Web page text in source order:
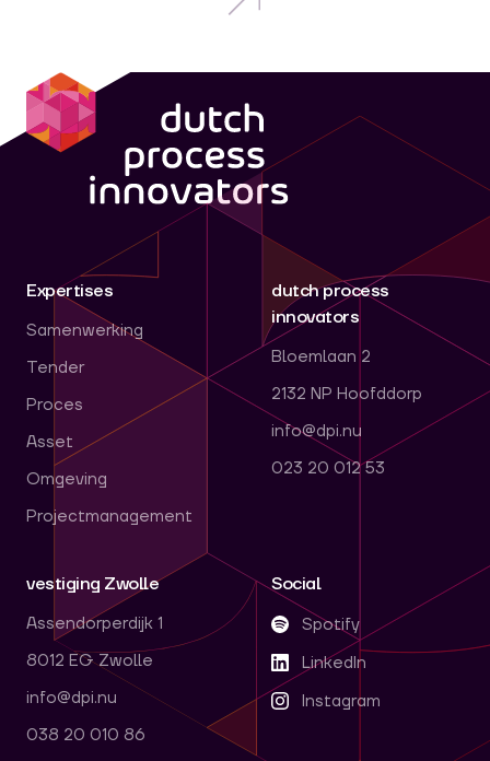
Expertises
Samenwerking
Tender
Proces
Asset
Omgeving
Projectmanagement
dutch process
innovators
Bloemlaan 2
2132 NP Hoofddorp
info@dpi.nu
023 20 012 53
vestiging Zwolle
Assendorperdijk 1
8012 EG Zwolle
info@dpi.nu
038 20 010 86
Social
Spotify
LinkedIn
Instagram